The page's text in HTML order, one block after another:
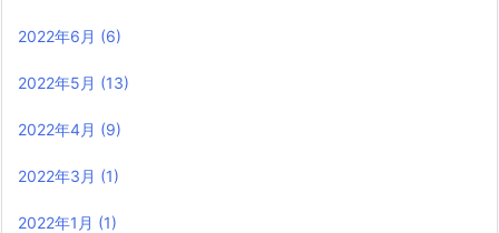
2022年6月 (6)
2022年5月 (13)
2022年4月 (9)
2022年3月 (1)
2022年1月 (1)